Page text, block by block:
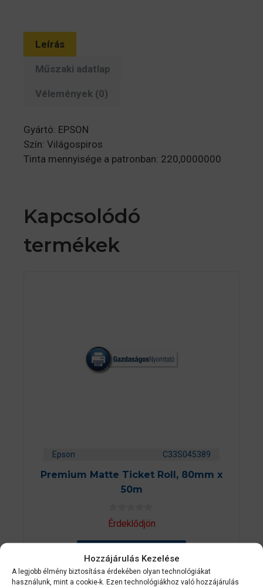
Hozzájárulás Kezelése
A legjobb élmény biztosítása érdekében olyan technológiákat
használunk, mint a cookie-k. Ezen technológiákhoz való hozzájárulás
Leírás
Műszaki adatlap
Vélemények (0)
Gyártó: EPSON
Szín: Világospiros
Tinta mennyisége a patronban: 220,0000000
Kapcsolódó
termékek
Epson C33S045389
Premium Matte Ticket Roll, 80mm x
50m
0
a
5
b
ő
l
Érdeklődjön
AJÁNLATOT KÉREK